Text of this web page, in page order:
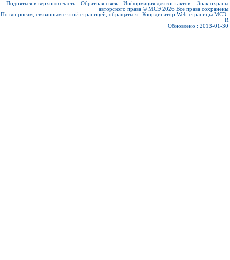
Подняться в верхнюю часть - Обратная связь - Информация для контактов - Знак охраны
авторского права © МСЭ 2026 Все права сохранены
По вопросам, связанным с этой страницей, обращаться : Координатор Web-страницы МСЭ-
R
Обновлено : 2013-01-30